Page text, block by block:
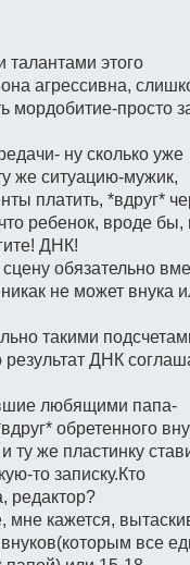
талантами этого
агрессивна,
мордобитие-просто
ну сколько уже
же ситуацию-мужик,
платить, *вдруг*
ребенок, вроде бы,
ДНК!
обязательно
не может внука
такими
ДНК
любящими папа-
обретенного
ту же пластинку
то записку.Кто
редактор?
мне кажется,
все